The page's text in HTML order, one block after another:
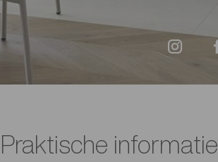
Praktische informatie